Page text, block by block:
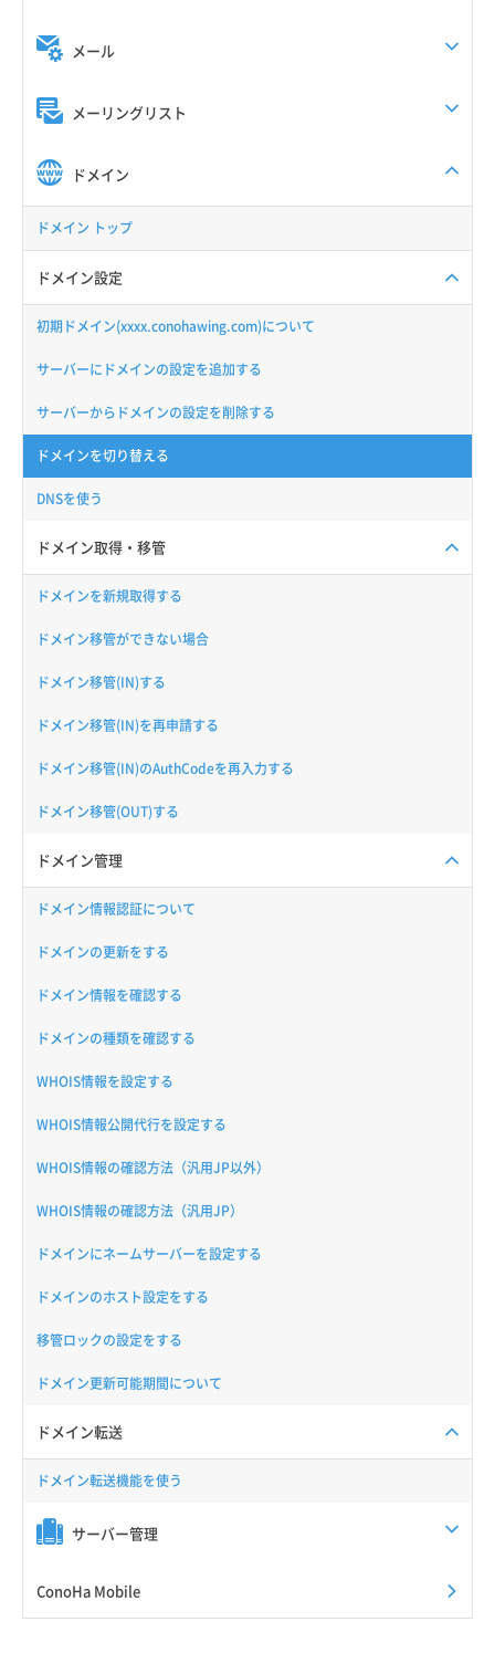
メール
メーリングリスト
ドメイン
ドメイン トップ
ドメイン設定
初期ドメイン(xxxx.conohawing.com)について
サーバーにドメインの設定を追加する
サーバーからドメインの設定を削除する
ドメインを切り替える
DNSを使う
ドメイン取得・移管
ドメインを新規取得する
ドメイン移管ができない場合
ドメイン移管(IN)する
ドメイン移管(IN)を再申請する
ドメイン移管(IN)のAuthCodeを再入力する
ドメイン移管(OUT)する
ドメイン管理
ドメイン情報認証について
ドメインの更新をする
ドメイン情報を確認する
ドメインの種類を確認する
WHOIS情報を設定する
WHOIS情報公開代行を設定する
WHOIS情報の確認方法（汎用JP以外）
WHOIS情報の確認方法（汎用JP）
ドメインにネームサーバーを設定する
ドメインのホスト設定をする
移管ロックの設定をする
ドメイン更新可能期間について
ドメイン転送
ドメイン転送機能を使う
サーバー管理
ConoHa Mobile